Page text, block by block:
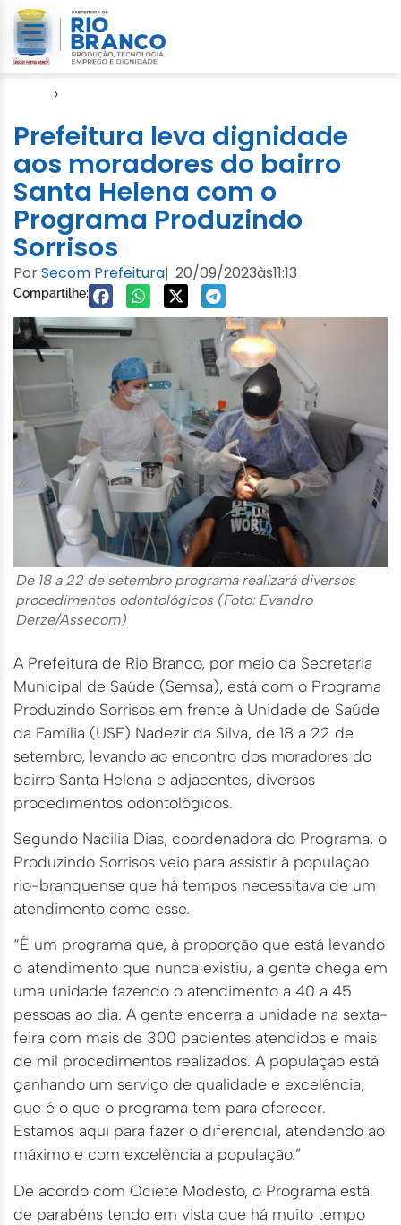
›
Prefeitura leva dignidade
aos moradores do bairro
Santa Helena com o
Programa Produzindo
Sorrisos
PorSecom Prefeitura| 20/09/2023às11:13
Compartilhe:
De 18 a 22 de setembro programa realizará diversos
procedimentos odontológicos (Foto: Evandro
Derze/Assecom)
A Prefeitura de Rio Branco, por meio da Secretaria
Municipal de Saúde (Semsa), está com o Programa
Produzindo Sorrisos em frente à Unidade de Saúde
da Família (USF) Nadezir da Silva, de 18 a 22 de
setembro, levando ao encontro dos moradores do
bairro Santa Helena e adjacentes, diversos
procedimentos odontológicos.
Segundo Nacilia Dias, coordenadora do Programa, o
Produzindo Sorrisos veio para assistir à população
rio-branquense que há tempos necessitava de um
atendimento como esse.
“É um programa que, à proporção que está levando
o atendimento que nunca existiu, a gente chega em
uma unidade fazendo o atendimento a 40 a 45
pessoas ao dia. A gente encerra a unidade na sexta-
feira com mais de 300 pacientes atendidos e mais
de mil procedimentos realizados. A população está
ganhando um serviço de qualidade e excelência,
que é o que o programa tem para oferecer.
Estamos aqui para fazer o diferencial, atendendo ao
máximo e com excelência a população.”
De acordo com Ociete Modesto, o Programa está
de parabéns tendo em vista que há muito tempo